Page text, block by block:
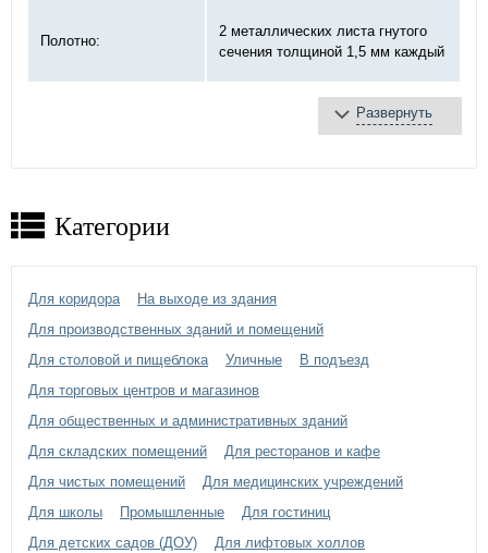
Полотно:
2 металлических листа гнутого
сечения толщиной 1,5 мм каждый
базальтовая плита
терморасширяющаяся
Замок:
Петли:
диаметром 20 мм
Отделка двери:
выбрать цвет грунтовки
Развернуть
Категории
Для коридора
На выходе из здания
Для производственных зданий и помещений
Для столовой и пищеблока
Уличные
В подъезд
Для торговых центров и магазинов
Для общественных и административных зданий
Для складских помещений
Для ресторанов и кафе
Для чистых помещений
Для медицинских учреждений
Для школы
Промышленные
Для гостиниц
Для детских садов (ДОУ)
Для лифтовых холлов